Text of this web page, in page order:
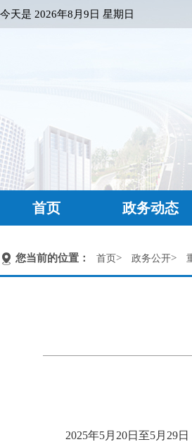
今天是 2026年8月9日 星期日
首页 政务动态
您当前的位置： 首页> 政务公开>
2025年5月20日至5月29